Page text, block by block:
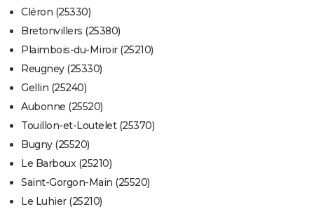
Cléron (25330)
Bretonvillers (25380)
Plaimbois-du-Miroir (25210)
Reugney (25330)
Gellin (25240)
Aubonne (25520)
Touillon-et-Loutelet (25370)
Bugny (25520)
Le Barboux (25210)
Saint-Gorgon-Main (25520)
Le Luhier (25210)